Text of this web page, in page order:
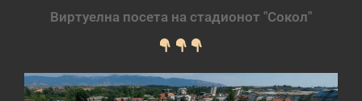
Виртуелна посета на стадионот "Сокол"